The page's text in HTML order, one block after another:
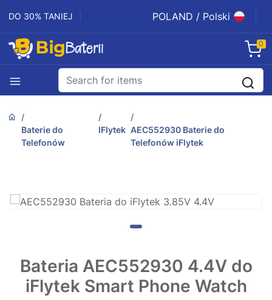
DO 30% TANIEJ POLAND / Polski
0
Baterie do
Telefonów
IFlytek AEC552930 Baterie do
Telefonów iFlytek
Bateria AEC552930 4.4V do
iFlytek Smart Phone Watch